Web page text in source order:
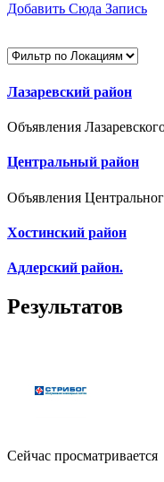
Добавить Сюда Запись
Лазаревский район
Объявления
Центральный район
Объявления
Хостинский район
Адлерский район.
Результатов
Сейчас просматривается